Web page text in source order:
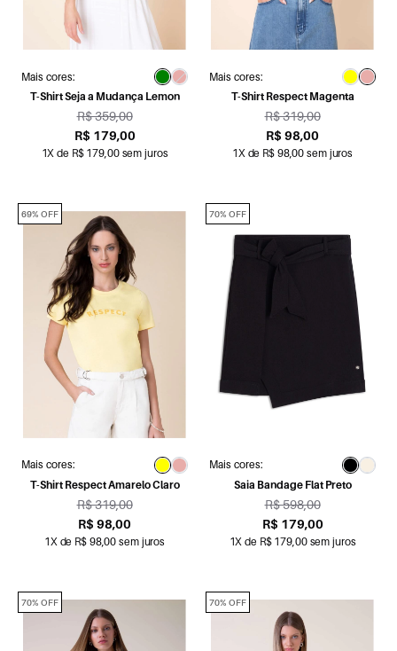
Mais cores:
T-Shirt Seja a Mudança Lemon
R$ 359,00
R$ 179,00
1X de R$ 179,00 sem juros
Mais cores:
T-Shirt Respect Magenta
R$ 319,00
R$ 98,00
1X de R$ 98,00 sem juros
Mais cores:
T-Shirt Respect Amarelo Claro
R$ 319,00
R$ 98,00
1X de R$ 98,00 sem juros
69% OFF
Mais cores:
Saia Bandage Flat Preto
R$ 598,00
R$ 179,00
1X de R$ 179,00 sem juros
70% OFF
70% OFF 70% OFF